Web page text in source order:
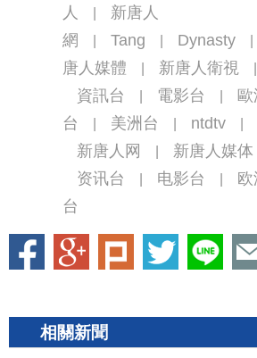
人
新唐人
網
Tang Dynasty
唐人媒體
新唐人衛視
資訊台 電影台
台
美洲台 ntdtv
新唐人网 新唐人媒体
资讯台 电影台
台
相關新聞